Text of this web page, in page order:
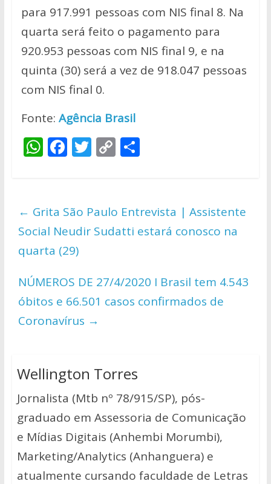
para 917.991 pessoas com NIS final 8. Na
quarta será feito o pagamento para
920.953 pessoas com NIS final 9, e na
quinta (30) será a vez de 918.047 pessoas
com NIS final 0.
Fonte: Agência Brasil
W
s
A
p
p
F
b
o
o
k
T
er
C
y
Li
n
S
e
← Grita São Paulo Entrevista | Assistente
Social Neudir Sudatti estará conosco na
quarta (29)
NÚMEROS DE 27/4/2020 I Brasil tem 4.543
óbitos e 66.501 casos confirmados de
Coronavírus →
Wellington Torres
Jornalista (Mtb nº 78/915/SP), pós-
graduado em Assessoria de Comunicação
e Mídias Digitais (Anhembi Morumbi),
Marketing/Analytics (Anhanguera) e
atualmente cursando faculdade de Letras